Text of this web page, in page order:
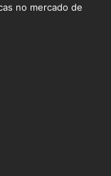
no mercado de